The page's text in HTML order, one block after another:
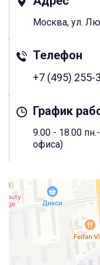
Москва, ул.
Телефон
+7 (495) 255-
График
9.00 - 18.00
офиса)